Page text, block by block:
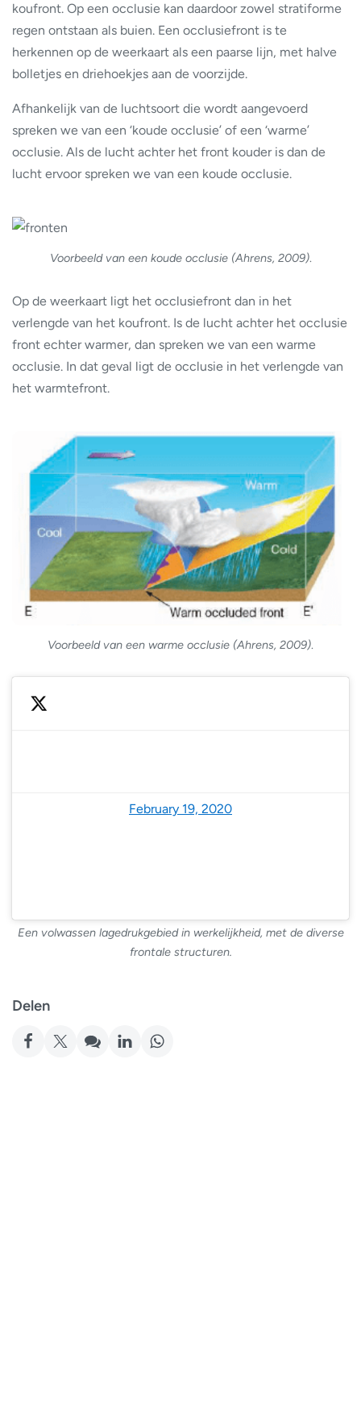
koufront. Op een occlusie kan daardoor zowel stratiforme
regen ontstaan als buien. Een occlusiefront is te
herkennen op de weerkaart als een paarse lijn, met halve
bolletjes en driehoekjes aan de voorzijde.
Afhankelijk van de luchtsoort die wordt aangevoerd
spreken we van een ‘koude occlusie’ of een ‘warme’
occlusie. Als de lucht achter het front kouder is dan de
lucht ervoor spreken we van een koude occlusie.
Voorbeeld van een koude occlusie (Ahrens, 2009).
Op de weerkaart ligt het occlusiefront dan in het
verlengde van het koufront. Is de lucht achter het occlusie
front echter warmer, dan spreken we van een warme
occlusie. In dat geval ligt de occlusie in het verlengde van
het warmtefront.
Voorbeeld van een warme occlusie (Ahrens, 2009).
February 19, 2020
Een volwassen lagedrukgebied in werkelijkheid, met de diverse
frontale structuren.
Delen